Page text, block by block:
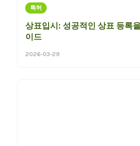
특허
상표입시: 성공적인 상표 등록
이드
2026-03-29